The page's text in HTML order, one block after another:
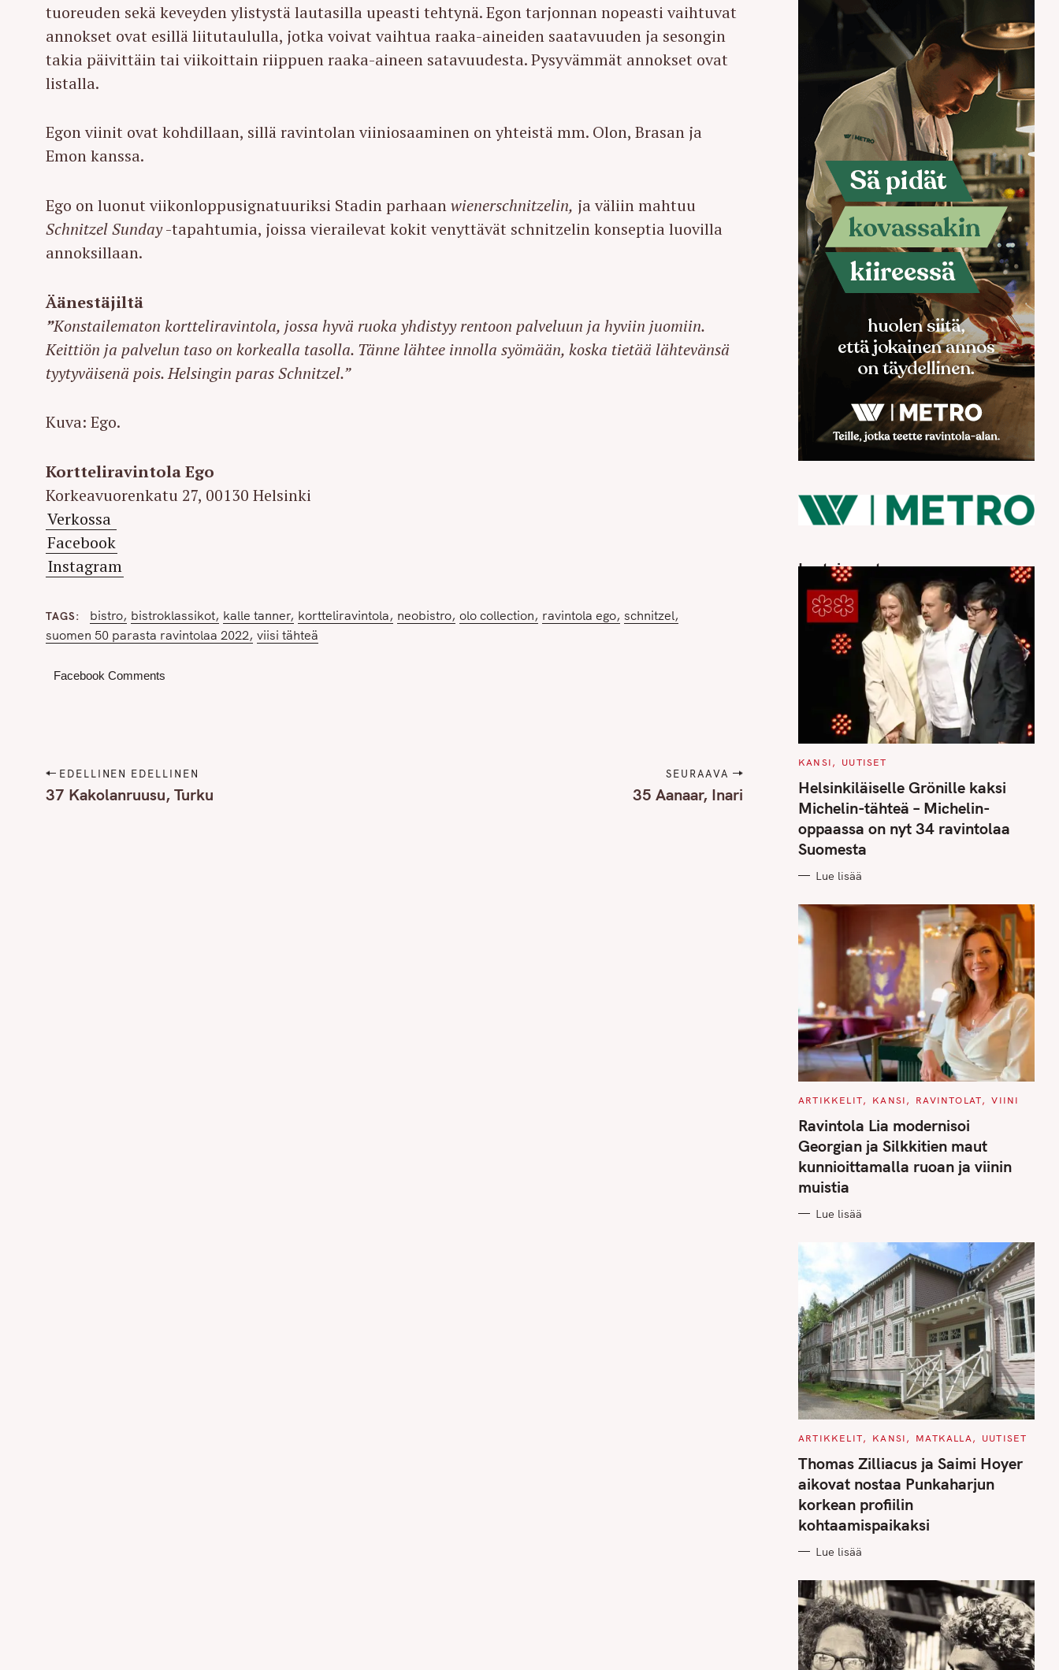
tuoreuden sekä keveyden ylistystä lautasilla upeasti tehtynä. Egon tarjonnan nopeasti vaihtuvat
annokset ovat esillä liitutaululla, jotka voivat vaihtua raaka-aineiden saatavuuden ja sesongin
takia päivittäin tai viikoittain riippuen raaka-aineen satavuudesta. Pysyvämmät annokset ovat
listalla.
Egon viinit ovat kohdillaan, sillä ravintolan viiniosaaminen on yhteistä mm. Olon, Brasan ja
Emon kanssa.
Ego on luonut viikonloppusignatuuriksi Stadin parhaanwienerschnitzelin, ja väliin mahtuu
Schnitzel Sunday-tapahtumia, joissa vierailevat kokit venyttävät schnitzelin konseptia luovilla
annoksillaan.
Äänestäjiltä
”Konstailematon kortteliravintola, jossa hyvä ruoka yhdistyy rentoon palveluun ja hyviin juomiin.
Keittiön ja palvelun taso on korkealla tasolla. Tänne lähtee innolla syömään, koska tietää lähtevänsä
tyytyväisenä pois. Helsingin paras Schnitzel.”
Kuva: Ego.
Kortteliravintola Ego
Korkeavuorenkatu 27, 00130 Helsinki
Verkossa
Facebook
Instagram
TAGS bistro bistroklassikot kalle tanner kortteliravintola neobistro olo collection ravintola ego schnitzel
suomen 50 parasta ravintolaa 2022 viisi tähteä
Facebook Comments
P
o
EDELLINEN EDELLINEN
37 Kakolanruusu, Turku
SEURAAVA
35 Aanaar, Inari
Luetuimmat
C
T
E
G
O
I
E
S
KANSI UUTISET
Helsinkiläiselle Grönille kaksi
Michelin-tähteä – Michelin-
oppaassa on nyt 34 ravintolaa
Suomesta
Lue lisää
C
T
E
G
O
R
I
S
ARTIKKELIT KANSI RAVINTOLAT VIINI
Ravintola Lia modernisoi
Georgian ja Silkkitien maut
kunnioittamalla ruoan ja viinin
muistia
Lue lisää
C
T
E
O
R
I
E
S
ARTIKKELIT KANSI MATKALLA UUTISET
Thomas Zilliacus ja Saimi Hoyer
aikovat nostaa Punkaharjun
korkean profiilin
kohtaamispaikaksi
Lue lisää
r
c
h